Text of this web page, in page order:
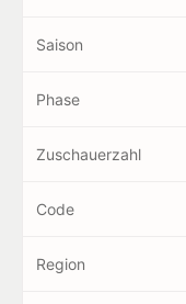
Saison
Phase
Zuschauerzahl
Code
Region